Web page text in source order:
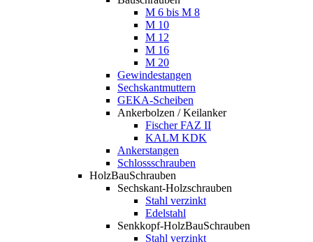
M 6 bis M 8
M 10
M 12
M 16
M 20
Gewindestangen
Sechskantmuttern
GEKA-Scheiben
Ankerbolzen / Keilanker
Fischer FAZ II
KALM KDK
Ankerstangen
Schlossschrauben
HolzBauSchrauben
Sechskant-Holzschrauben
Stahl verzinkt
Edelstahl
Senkkopf-HolzBauSchrauben
Stahl verzinkt